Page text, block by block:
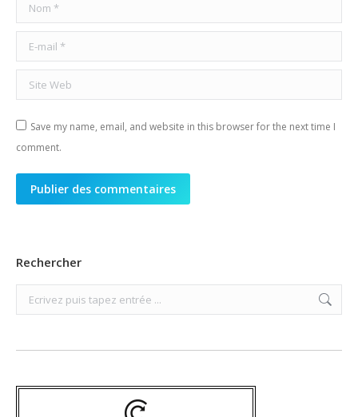
E-mail *
Site Web
Save my name, email, and website in this browser for the next time I
comment.
Publier des commentaires
Rechercher
Search: